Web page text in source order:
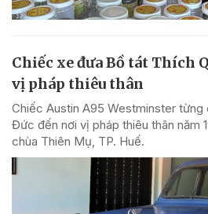
Chiếc xe đưa Bồ tát Thích
vị pháp thiêu thân
Chiếc Austin A95 Westminster từng
Đức đến nơi vị pháp thiêu thân năm
chùa Thiên Mụ, TP. Huế.